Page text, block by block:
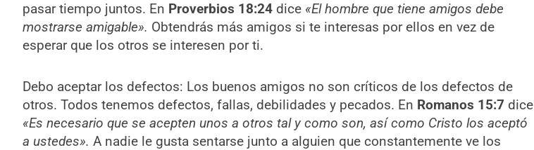
pasar tiempo juntos. En Proverbios 18:24dice «El hombre que tiene amigos debe
mostrarse amigable». Obtendrás más amigos si te interesas por ellos en vez de
esperar que los otros se interesen por ti.
Debo aceptar los defectos: Los buenos amigos no son críticos de los defectos de
otros. Todos tenemos defectos, fallas, debilidades y pecados. En Romanos 15:7 dice
«Es necesario que se acepten unos a otros tal y como son, así como Cristo los aceptó
a ustedes». A nadie le gusta sentarse junto a alguien que constantemente ve los